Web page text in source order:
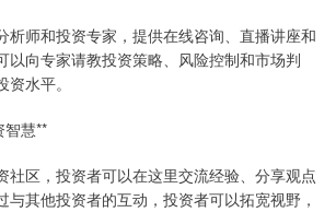
析师和投资专家，提供在线咨询、直播讲座和
以向专家请教投资策略、风险控制和市场判
水平。
智慧**
社区，投资者可以在这里交流经验、分享观点
与其他投资者的互动，投资者可以拓宽视野，